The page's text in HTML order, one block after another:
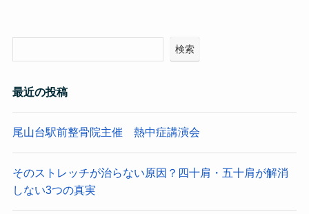
検索
最近の投稿
尾山台駅前整骨院主催 熱中症講演会
そのストレッチが治らない原因？四十肩・五十肩が解消
しない3つの真実